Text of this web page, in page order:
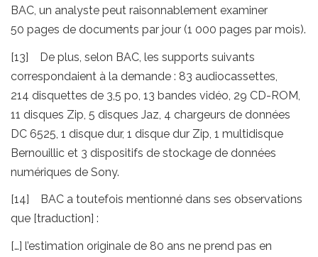
BAC, un analyste peut raisonnablement examiner
50 pages de documents par jour (1 000 pages par mois).
[13] De plus, selon BAC, les supports suivants
correspondaient à la demande : 83 audiocassettes,
214 disquettes de 3,5 po, 13 bandes vidéo, 29 CD-ROM,
11 disques Zip, 5 disques Jaz, 4 chargeurs de données
DC 6525, 1 disque dur, 1 disque dur Zip, 1 multidisque
Bernouillic et 3 dispositifs de stockage de données
numériques de Sony.
[14] BAC a toutefois mentionné dans ses observations
que [traduction] :
[…] l’estimation originale de 80 ans ne prend pas en